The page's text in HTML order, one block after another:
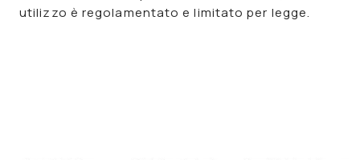
utilizzo è regolamentato e limitato per legge.